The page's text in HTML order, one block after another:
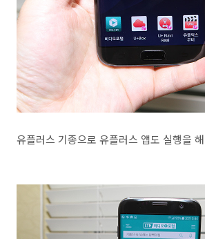
유플러스 기종으로 유플러스 앱도 실행을